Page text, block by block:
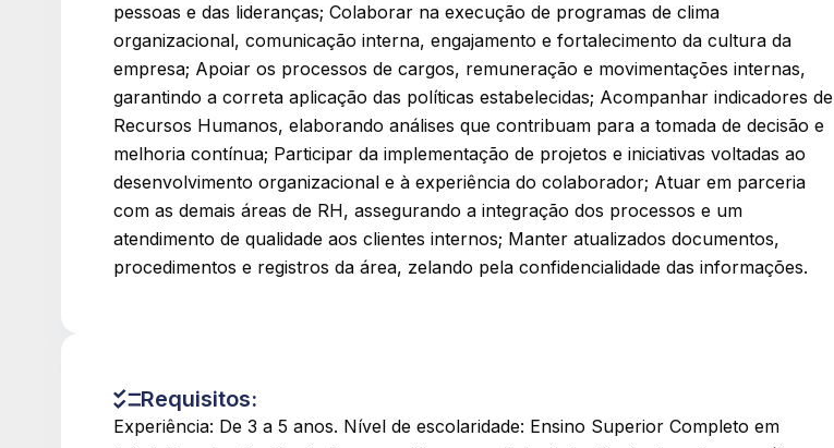
pessoas e das lideranças; Colaborar na execução de programas de clima
organizacional, comunicação interna, engajamento e fortalecimento da cultura da
empresa; Apoiar os processos de cargos, remuneração e movimentações internas,
garantindo a correta aplicação das políticas estabelecidas; Acompanhar indicadores de
Recursos Humanos, elaborando análises que contribuam para a tomada de decisão e
melhoria contínua; Participar da implementação de projetos e iniciativas voltadas ao
desenvolvimento organizacional e à experiência do colaborador; Atuar em parceria
com as demais áreas de RH, assegurando a integração dos processos e um
atendimento de qualidade aos clientes internos; Manter atualizados documentos,
procedimentos e registros da área, zelando pela confidencialidade das informações.
Requisitos:
Experiência: De 3 a 5 anos. Nível de escolaridade: Ensino Superior Completo em